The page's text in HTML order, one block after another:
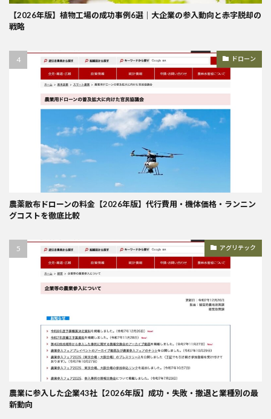
【2026年版】植物工場の成功事例6選｜大企業の参入動向と赤字脱却の
戦略
ドローン
農薬散布ドローンの料金【2026年版】代行費用・機体価格・ランニン
グコストを徹底比較
アグリテック
農業に参入した企業43社【2026年版】成功・失敗・撤退と業種別の最
新動向